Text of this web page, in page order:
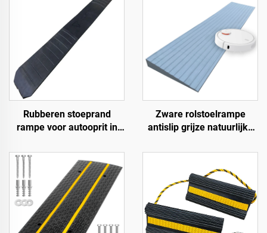
Rubberen stoeprand
rampe voor autooprit in
afgeronde stoepranden
Zware rolstoelrampe
antislip grijze natuurlijke
deur